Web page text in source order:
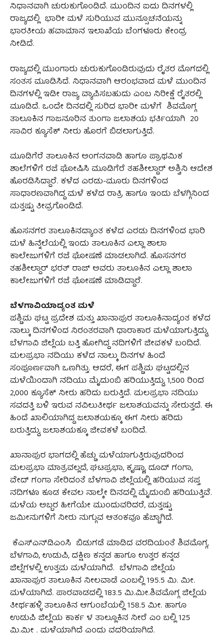
ನಿಧಾನವಾಗಿ ಚುರುಕುಗೊಂಡಿದೆ. ಮುಂದಿನ ಐದು ದಿನಗಳಲ್ಲಿ
ರಾಜ್ಯದಲ್ಲಿ ಭಾರೀ ಮಳೆ ಸುರಿಯುವ ಮುನ್ಸೂಚನೆಯನ್ನು
ಭಾರತೀಯ ಹವಾಮಾನ ಇಲಾಖೆಯ ಬೆಂಗಳೂರು ಕೇಂದ್ರ
ನೀಡಿದೆ.
ರಾಜ್ಯದಲ್ಲಿ ಮುಂಗಾರು ಚುರುಕುಗೊಂಡಿರುವುದು ರೈತರ ಮೊಗದಲ್ಲಿ
ಸಂತಸ ಮೂಡಿಸಿದೆ. ನಿಧಾನವಾಗಿ ಆರಂಭವಾದ ಮಳೆ ಮುಂದಿನ
ದಿನಗಳಲ್ಲಿ ಇಡೀ ರಾಜ್ಯ ವ್ಯಾಪಿಸಬಹುದು ಎಂಬ ನಿರೀಕ್ಷೆ ರೈತರಲ್ಲಿ
ಮೂಡಿದೆ. ಒಂದೇ ದಿನದಲ್ಲಿ ಸುರಿದ ಭಾರೀ ಮಳೆಗೆ ಶಿವಮೊಗ್ಗ
ತಾಲೂಕಿನ ಗಾಜನೂರಿನ ತುಂಗಾ ಜಲಾಶಯ ಭರ್ತಿಯಾಗಿ 20
ಸಾವಿರ ಕ್ಯೂಸೆಕ್‌ ನೀರು ಹೊರಗೆ ಬಿಡಲಾಗುತ್ತಿದೆ.
ಮೂಡಿಗೆರೆ ತಾಲೂಕಿನ ಅಂಗನವಾಡಿ ಹಾಗೂ ಪ್ರಾಥಮಿಕ
ಶಾಲೆಗಳಿಗೆ ರಜೆ ಘೋಷಿಸಿ ಮೂಡಿಗೆರೆ ತಹಶೀಲ್ದಾರ್ ಅಶ್ವಿನಿ ಆದೇಶ
ಹೊರಡಿಸಿದ್ದಾರೆ. ಕಳೆದ ಎರಡು-ಮೂರು ದಿನಗಳಿಂದ
ಸಾಧಾರಣವಾಗಿದ್ದ ಮಳೆ ಕಳೆದ ರಾತ್ರಿ ಹಾಗೂ ಇಂದು ಬೆಳಗ್ಗಿನಿಂದ
ಮತ್ತಷ್ಟು ತೀವ್ರಗೊಂಡಿದೆ.
ಹೊಸನಗರ ತಾಲೂಕಿನದ್ಯಾಂತ ಕಳೆದ ಎರಡು ದಿನಗಳಿಂದ ಭಾರಿ
ಮಳೆ ಹಿನ್ನೆಲೆಯಲ್ಲಿ ಇಂದು ತಾಲೂಕಿನ ಎಲ್ಲಾ ಶಾಲಾ
ಕಾಲೇಜುಗಳಿಗೆ ರಜೆ ಘೋಷಣೆ ಮಾಡಲಾಗಿದೆ. ಹೊಸನಗರ
ತಹಶೀಲ್ದಾರ್ ಭರತ್ ರಾಜ್ ಅವರು ತಾಲೂಕಿನ ಎಲ್ಲಾ ಶಾಲಾ
ಕಾಲೇಜುಗಳಿಗೆ ರಜೆ ಘೋಷಣೆ ಮಾಡಿದ್ದಾರೆ.
ಬೆಳಗಾವಿಯಾದ್ಯಂತ ಮಳೆ
ಪಶ್ಚಿಮ ಘಟ್ಟ ಪ್ರದೇಶ ಮತ್ತು ಖಾನಾಪುರ ತಾಲೂಕಿನಾದ್ಯಂತ ಕಳೆದ
ನಾಲ್ಕು ದಿನಗಳಿಂದ ನಿರಂತರವಾಗಿ ಧಾರಾಕಾರ ಮಳೆಯಾಗುತ್ತಿದ್ದು,
ಬೆಳಗಾವಿ ಜಿಲ್ಲೆಯ ಬತ್ತಿ ಹೋಗಿದ್ದ ನದಿಗಳಿಗೆ ಜೀವಕಳೆ ಬಂದಿದೆ.
ಮಲಪ್ರಭಾ ನದಿಯು ಕಳೆದ ನಾಲ್ಕು ದಿನಗಳ ಹಿಂದೆ
ಸಂಪೂರ್ಣವಾಗಿ ಒಣಗಿತ್ತು. ಆದರೆ, ಈಗ ಪಶ್ಚಿಮ ಘಟ್ಟದಲ್ಲಿನ
ಮಳೆಯಿಂದಾಗಿ ನದಿಯು ಮೈದುಂಬಿ ಹರಿಯುತ್ತಿದ್ದು, 1,500 ರಿಂದ
2,000 ಕ್ಯೂಸೆಕ್ ನೀರು ಹರಿದು ಬರುತ್ತಿದೆ. ಮಲಪ್ರಭಾ ನದಿಯು
ಸವದತ್ತಿ ಬಳಿ ಇರುವ ನವಿಲುತೀರ್ಥ ಜಲಾಶಯವನ್ನು ಸೇರುತ್ತದೆ. ಈ
ಹಿಂದೆ ಖಾಲಿಯಾಗಿದ್ದ ಜಲಾಶಯಕ್ಕೂ ಈಗ ನೀರು ಹರಿದು
ಬರುತ್ತಿದ್ದು, ಜಲಾಶಯಕ್ಕೂ ಜೀವಕಳೆ ಬಂದಿದೆ.
ಖಾನಾಪುರ ಭಾಗದಲ್ಲಿ ಹೆಚ್ಚು ಮಳೆಯಾಗುತ್ತಿರುವುದರಿಂದ
ಮಲಪ್ರಭಾ ಮಾತ್ರವಲ್ಲದೆ, ಘಟಪ್ರಭಾ, ಕೃಷ್ಣಾ, ದೂದ್ ಗಂಗಾ,
ವೇದ್ ಗಂಗಾ ಸೇರಿದಂತೆ ಬೆಳಗಾವಿ ಜಿಲ್ಲೆಯಲ್ಲಿ ಹರಿಯುವ ಸಪ್ತ
ನದಿಗಳೂ ಕೂಡ ಕೇವಲ ನಾಲ್ಕೇ ದಿನದಲ್ಲಿ ಮೈದುಂಬಿ ಹರಿಯುತ್ತಿವೆ.
ಮಳೆಯ ಅಬ್ಬರ ಹೀಗೆಯೇ ಮುಂದುವರಿದರೆ, ಮತ್ತಷ್ಟು
ಜಮೀನುಗಳಿಗೆ ನೀರು ನುಗ್ಗುವ ಆತಂಕವೂ ಹೆಚ್ಚಾಗಿದೆ.
ಕೆಎಸ್‌ಎನ್‌ಡಿಎಂಸಿ ಬಿಡುಗಡೆ ಮಾಡಿದ ವರದಿಯಂತೆ ಶಿವಮೊಗ್ಗ,
ಬೆಳಗಾವಿ, ಉಡುಪಿ, ದಕ್ಷಿಣ ಕನ್ನಡ ಹಾಗೂ ಉತ್ತರ ಕನ್ನಡ
ಜಿಲ್ಲೆಗಳಲ್ಲಿ ಉತ್ತಮ ಮಳೆಯಾಗಿದೆ. ಬೆಳಗಾವಿ ಜಿಲ್ಲೆಯ
ಖಾನಾಪುರ ತಾಲೂಕಿನ ನೀಲವಾಡೆ ಎಂಬಲ್ಲಿ 195.5 ಮಿ. ಮೀ.
ಮಳೆಯಾಗಿದೆ. ಪಾರವಾಡದಲ್ಲಿ 183.5 ಮಿ.ಮೀ.ಶಿವಮೊಗ್ಗ ಜಿಲ್ಲೆಯ
ತೀರ್ಥಹಳ್ಳಿ ತಾಲೂಕಿನ ಆಗುಂಬೆಯಲ್ಲಿ 158.5 ಮೀ. ಹಾಗೂ
ಉಡುಪಿ ಜಿಲ್ಲೆಯ ಕಾರ್ಕ ಳ ತಾಲ್ಲೂಕಿನ ನೀರೆ ಎಂ ಬಲ್ಲಿ 125
ಮಿ.ಮೀ . ಮಳೆಯಾಗಿದೆ ಎಂದು ವದರಿಯಾಗಿದೆ.